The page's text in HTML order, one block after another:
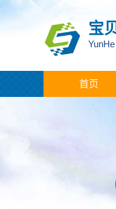
宝
首页